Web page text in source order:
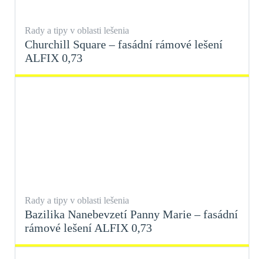
Rady a tipy v oblasti lešenia
Churchill Square – fasádní rámové lešení
ALFIX 0,73
Rady a tipy v oblasti lešenia
Bazilika Nanebevzetí Panny Marie – fasádní
rámové lešení ALFIX 0,73